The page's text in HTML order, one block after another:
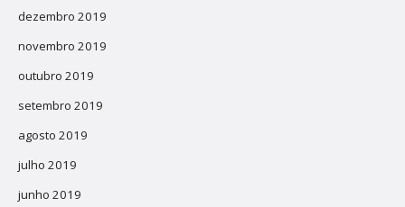
dezembro 2019
novembro 2019
outubro 2019
setembro 2019
agosto 2019
julho 2019
junho 2019